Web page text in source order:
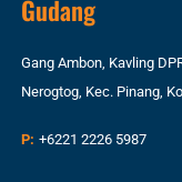
Gudang
Gang Ambon, Kavling
Nerogtog, Kec. Pinang,
P: +6221 2226 5987